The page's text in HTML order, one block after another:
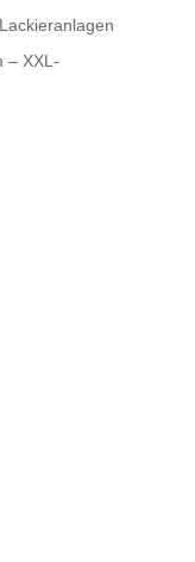
– XXL-